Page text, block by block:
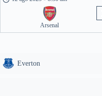
Arsenal
Everton